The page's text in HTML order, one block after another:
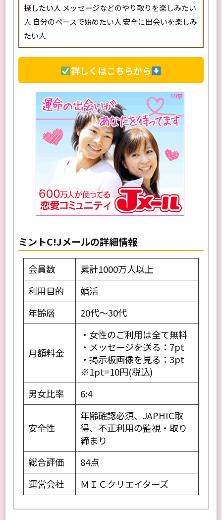
気軽な出会いや友達を探している人 近場で出会いを
探したい人 メッセージなどのやり取りを楽しみたい
人 自分のペースで始めたい人 安全に出会いを楽しみ
たい人
詳しくはこちらから
ミントC!Jメールの詳細情報
会員数
累計1000万人以上
利用目的
婚活
年齢層
20代～30代
・女性のご利用は全て無料
・メッセージを送る：7pt
・掲示板画像を見る：3pt
※1pt=10円(税込)
男女比率
6:4
年齢確認必須、JAPHIC取
得、不正利用の監視・取り
締まり
総合評価
84点
運営会社
ＭＩＣクリエイターズ